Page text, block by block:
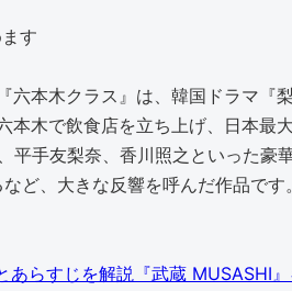
す
六本木クラス』は、韓国ドラマ
本木で飲食店を立ち上げ、日本
平手友梨奈、香川照之といった
ど、大きな反響を呼んだ作品で
『武蔵 MUSASHI